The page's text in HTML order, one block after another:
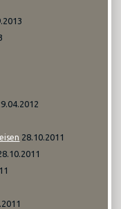
28.10.2011